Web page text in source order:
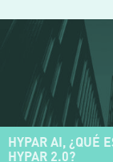
HYPAR AI, ¿QUÉ
HYPAR 2.0?